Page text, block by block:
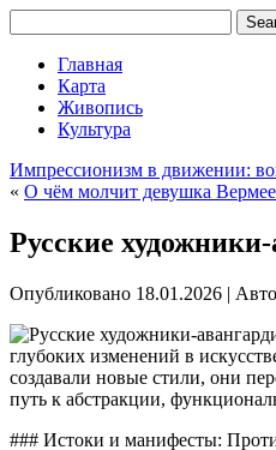
Главная
Карта
Живопись
Культура
Импрессионизм в движении:
« О чём молчит девушка
Русские
Опубликовано 18.01.2026 |
глубоких изменений в
создавали новые стили, они
путь к абстракции,
### Истоки и манифесты: